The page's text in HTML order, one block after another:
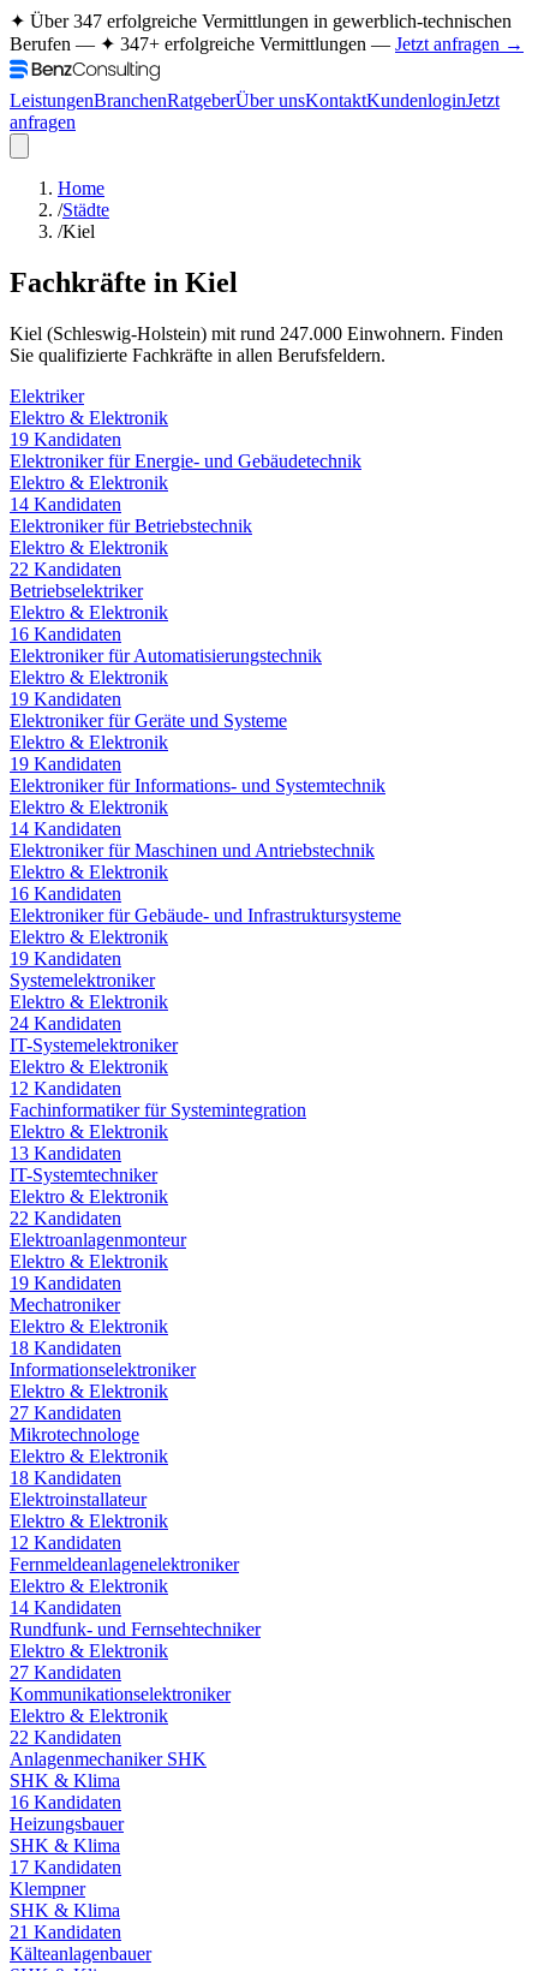
✦ Über 347 erfolgreiche Vermittlungen in gewerblich-technischen
Berufen — ✦ 347+ erfolgreiche Vermittlungen — Jetzt anfragen →
LeistungenBranchenRatgeberÜber unsKontaktKundenloginJetzt
anfragen
Home
/Städte
/Kiel
Fachkräfte in Kiel
Kiel (Schleswig-Holstein) mit rund 247.000 Einwohnern. Finden
Sie qualifizierte Fachkräfte in allen Berufsfeldern.
Elektriker
Elektro & Elektronik
19 Kandidaten
Elektroniker für Energie- und Gebäudetechnik
Elektro & Elektronik
14 Kandidaten
Elektroniker für Betriebstechnik
Elektro & Elektronik
22 Kandidaten
Betriebselektriker
Elektro & Elektronik
16 Kandidaten
Elektroniker für Automatisierungstechnik
Elektro & Elektronik
19 Kandidaten
Elektroniker für Geräte und Systeme
Elektro & Elektronik
19 Kandidaten
Elektroniker für Informations- und Systemtechnik
Elektro & Elektronik
14 Kandidaten
Elektroniker für Maschinen und Antriebstechnik
Elektro & Elektronik
16 Kandidaten
Elektroniker für Gebäude- und Infrastruktursysteme
Elektro & Elektronik
19 Kandidaten
Systemelektroniker
Elektro & Elektronik
24 Kandidaten
IT-Systemelektroniker
Elektro & Elektronik
12 Kandidaten
Fachinformatiker für Systemintegration
Elektro & Elektronik
13 Kandidaten
IT-Systemtechniker
Elektro & Elektronik
22 Kandidaten
Elektroanlagenmonteur
Elektro & Elektronik
19 Kandidaten
Mechatroniker
Elektro & Elektronik
18 Kandidaten
Informationselektroniker
Elektro & Elektronik
27 Kandidaten
Mikrotechnologe
Elektro & Elektronik
18 Kandidaten
Elektroinstallateur
Elektro & Elektronik
12 Kandidaten
Fernmeldeanlagenelektroniker
Elektro & Elektronik
14 Kandidaten
Rundfunk- und Fernsehtechniker
Elektro & Elektronik
27 Kandidaten
Kommunikationselektroniker
Elektro & Elektronik
22 Kandidaten
Anlagenmechaniker SHK
SHK & Klima
16 Kandidaten
Heizungsbauer
SHK & Klima
17 Kandidaten
Klempner
SHK & Klima
21 Kandidaten
Kälteanlagenbauer